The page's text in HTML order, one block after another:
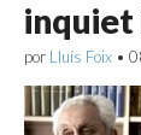
inquiet
por Lluís Foix •